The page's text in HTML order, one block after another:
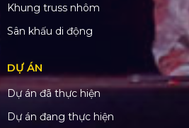
Khung truss nhôm
Sân khấu di động
DỰ ÁN
Dự án đã thực hiện
Dự án đang thực hiện